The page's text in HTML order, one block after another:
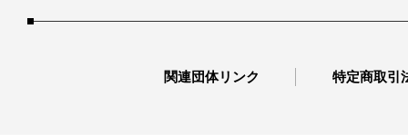
関連団体リンク 特定商取引